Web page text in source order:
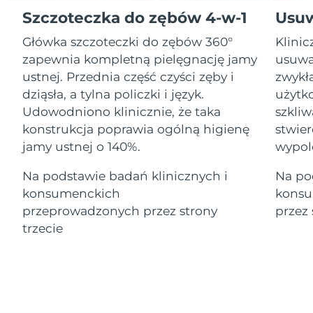
Szczoteczka do zębów 4-w-1
Główka szczoteczki do zębów 360°
zapewnia kompletną pielęgnację jamy
ustnej. Przednia część czyści zęby i
dziąsła, a tylna policzki i język.
Udowodniono klinicznie, że taka
konstrukcja poprawia ogólną higienę
jamy ustnej o 140%.
Na podstawie badań klinicznych i
konsumenckich
przeprowadzonych przez strony
trzecie
Na
przez
Advanced pore care essentials
Serum
For healthy hair
issa™ Teeth Whitening Gel
18% PAP
Kosmetyki Mężczyźni
FOREO APP
O NAS
8/12/26
Grecja
Oczekiwany czas dostawy
SRA Hongkong
(Chiny)
Oczekiwany czas dostawy
8/9/26
Węgry
Oczekiwany czas dostawy
Islandia
Oczekiwany czas dostawy
8/9/26
Indonezja
Oczekiwany czas dostawy